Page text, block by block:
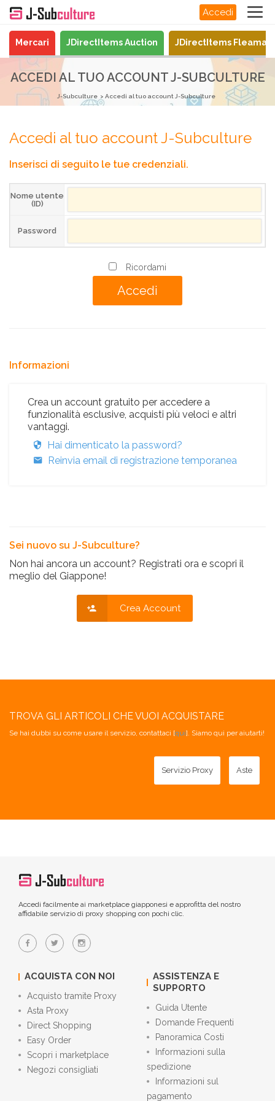
Accedi
Mercari JDirectItems Auction JDirectItems
ACCEDI AL TUO ACCOUNT J-SUBCULTURE
J-Subculture Accedi al tuo account J-Subculture
Accedi al tuo account J-Subculture
Inserisci di seguito le tue credenziali.
Nome utente
(ID)
Password
Ricordami
Informazioni
Crea un account gratuito per accedere a
funzionalità esclusive, acquisti più veloci e altri
vantaggi.
Hai dimenticato la password?
Reinvia email di registrazione temporanea
Sei nuovo su J-Subculture?
Non hai ancora un account? Registrati ora e scopri il
meglio del Giappone!
Crea Account
TROVA GLI ARTICOLI CHE VUOI ACQUISTARE
Se hai dubbi su come usare il servizio, contattaci [qui]. Siamo qui per aiutarti!
Servizio Proxy Aste
Accedi facilmente ai marketplace giapponesi e approfitta del nostro
affidabile servizio di proxy shopping con pochi clic.
ACQUISTA CON NOI
Acquisto tramite Proxy
Asta Proxy
Direct Shopping
Easy Order
Scopri i marketplace
Negozi consigliati
ASSISTENZA E
SUPPORTO
Guida Utente
Domande Frequenti
Panoramica Costi
Informazioni sulla
spedizione
Informazioni sul
pagamento